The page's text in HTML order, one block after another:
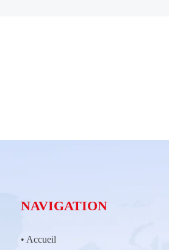
NAVIGATION
• Accueil